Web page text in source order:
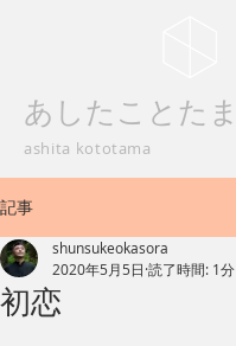
あしたことたま
ashita kototama
記事
初恋
shunsukeokasora
2020年5月5日 読了時間: 1分